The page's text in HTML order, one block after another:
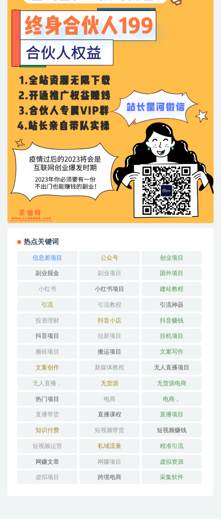
热点关键词
信息差项目 公众号 创业项目
副业掘金 副业项目 国外项目
小红书 小红书项目 建站教程
引流 引流教程 引流神器
投资理财 抖音小店 抖音赚钱
抖音项目 拉新项目 挂机项目
搬砖项目 搬运项目 文案写作
文案创作 新媒体教程 无人直播项目
无人直播， 无货源 无货源电商
热门项目 电商 电商，
直播带货 直播课程 直播项目
知识付费 短视频带货 短视频赚钱
短视频运营 私域流量 精准引流
网赚文章 网赚项目 虚拟资源
虚拟项目 跨境电商 采集软件